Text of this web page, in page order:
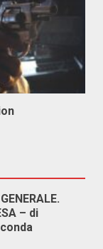
– di